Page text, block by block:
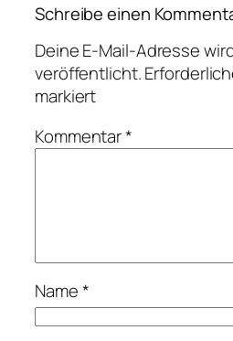
Schreibe einen
Deine E-Mail-Adresse
veröffentlicht.
markiert
Kommentar*
Name*